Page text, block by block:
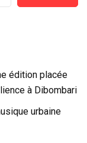
édition placée
à Dibombari
urbaine